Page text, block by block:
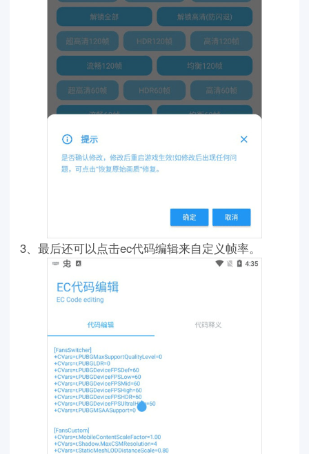
3、最后还可以点击ec代码编辑来自定义帧率。